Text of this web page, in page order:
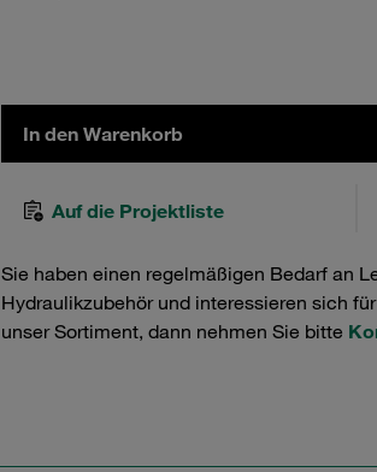
In den Warenkorb
Auf die Projektliste
Sie haben einen regelmäßigen Bedarf an
Hydraulikzubehör und interessieren sich
unser Sortiment, dann nehmen Sie bitte